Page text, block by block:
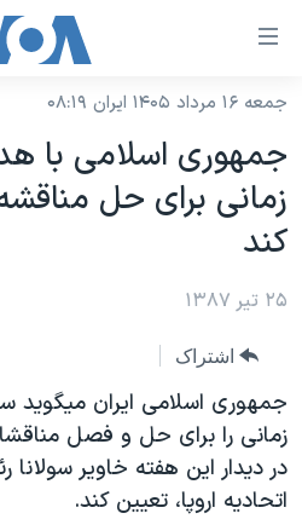
لینکهای
دسترسی
جهش
محتوای
اصلی
به
صفحه
جهش
به
جستجو
نسخه سبک وب‌سایت
موضوع ها
آمریکا
جهان
گزیده‌ها
ویژه برنامه‌ها
برنامه های تلویزیونی
جدول برنامه ها
صفحه‌های ویژه
جام جهانی ۲۰۲۶
عملیات خشم حماسی
۲۵۰سالگی آمریکا
فرکانس‌های صدای آمریکا
پخش رادیویی
یادگیری زبان انگلیسی
جمعه ۱۶ مرداد ۱۴۰۵ ایران ۰۸:۱۹
جمهوری اسلامی با
زمانی برای حل
کند
۲۵ تیر ۱۳۸۷
اشتراک
جمهوری اسلامی ايران
زمانی را برای حل و فصل
در ديدار اين هفته خاوير
اتحاديه اروپا، تعيين کند.